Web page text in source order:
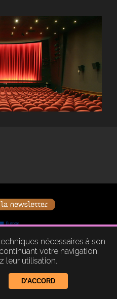
nécessaires à son
votre navigation,
leur utilisation.
D'ACCORD